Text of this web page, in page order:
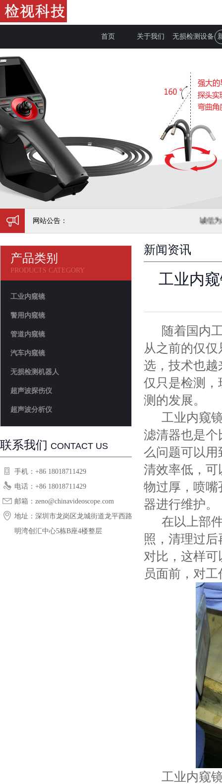
首页 关于我们 无损检测设备
网站公告： 诚信为
产品类别
PRODUCTS CATEGORY
工业内窥镜
警用内窥镜
管道内窥镜
汽车内窥镜
无损检测机器人
超声波探伤仪
超声波分析仪
联系我们 CONTACT US
手机：+86 18018711429
电话：+86 18018711429
邮箱：zeno@chinavideoscope.com
地址：深圳市龙岗区龙城街道龙平西路恒
明湾创汇中心5栋B座4楼整层
新闻资讯
工业内
随着国内工
从之前的仅
选，技术也越
仅只是检测
测的发展。
工业内窥镜
滤清器也是
么问题可以
清效率低，
物过厚，喷
器进行维护。
在以上部件
照，清理过
对比，这样
员面前，对
工业内窥镜